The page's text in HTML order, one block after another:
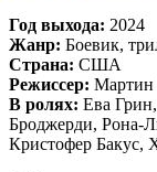
Год выхода: 2024
Жанр: Боевик,
Страна: США
Режиссер: Мартин
В ролях: Ева
Броджерди, Рона-
Кристофер Бакус,